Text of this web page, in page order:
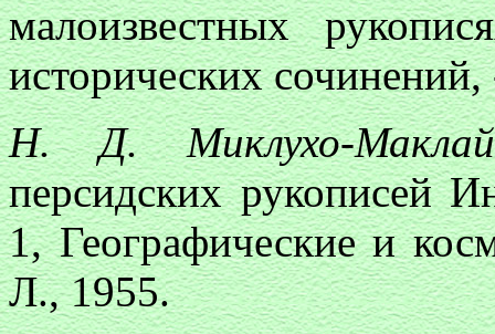
малоизвестных
исторических
Н. Д. Миклухо-Маклай
персидских рукописей
1, Географические и
Л., 1955.